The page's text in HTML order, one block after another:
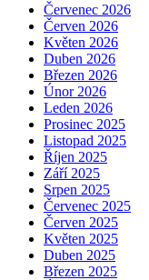
Červenec 2026
Červen 2026
Květen 2026
Duben 2026
Březen 2026
Únor 2026
Leden 2026
Prosinec 2025
Listopad 2025
Říjen 2025
Září 2025
Srpen 2025
Červenec 2025
Červen 2025
Květen 2025
Duben 2025
Březen 2025